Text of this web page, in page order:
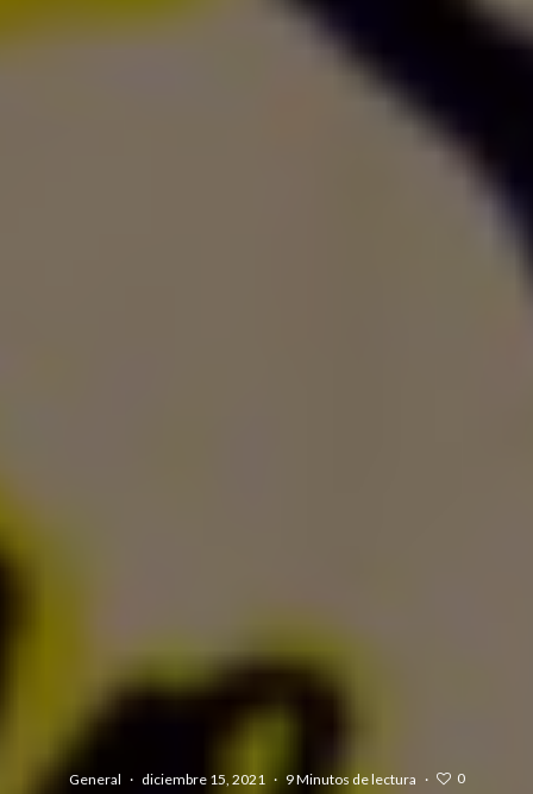
General · diciembre 15, 2021 · 9 Minutos de lectura · 0